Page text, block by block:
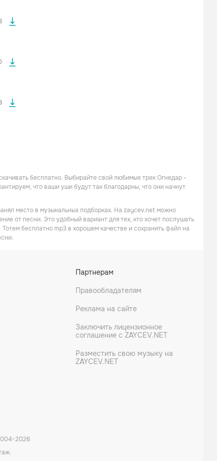
бесплатно. Выбирайте свой любимые трек Огнедар -
что ваши уши будут так благодарны, что они начнут
место в музыкальных подборках. На zaycev.net можно
от песни. Это удобный вариант для тех, кто хочет послушать
бесплатно mp3 в хорошем качестве и сохранить файл на
Партнерам
Правообладателям
Реклама на сайте
Заключить лицензионное
соглашение с ZAYCEV.NET
Разместить свою музыку на
ZAYCEV.NET
2026